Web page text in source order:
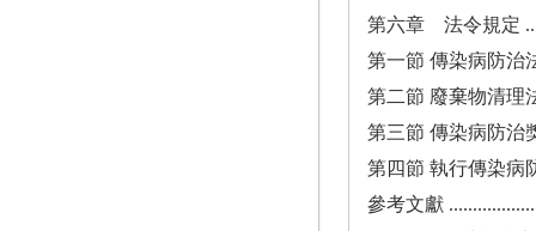
第六章 法令規定
第一節 傳染病防治
第二節 廢棄物清理
第三節 傳染病防治
第四節 執行傳染病
參考文獻